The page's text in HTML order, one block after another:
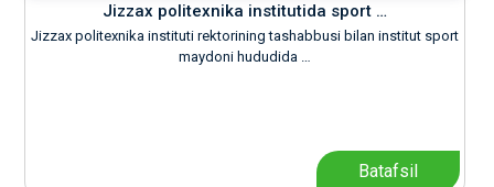
Jizzax politexnika institutida sport …
Jizzax politexnika instituti rektorining tashabbusi bilan institut sport
maydoni hududida …
Batafsil